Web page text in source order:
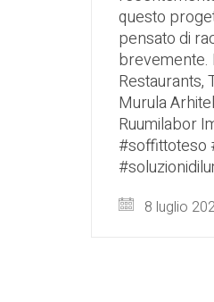
questo
pensato di
brevemente.
Restaurants,
Murula
Ruumilabor
#soffittoteso
8 luglio